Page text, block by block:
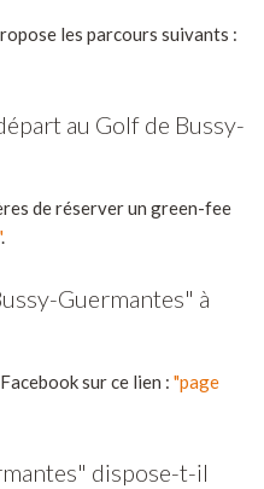
les parcours suivants :
au Golf de Bussy-
de réserver un green-fee
.
Guermantes" à
sur ce lien : "page
dispose-t-il